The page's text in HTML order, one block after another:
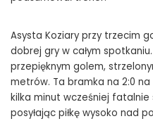
Asysta Koziary przy trzecim
dobrej gry w całym
przepięknym golem,
metrów. Ta bramka na 2:0
kilka minut wcześniej fatalnie
posyłając piłkę wysoko nad